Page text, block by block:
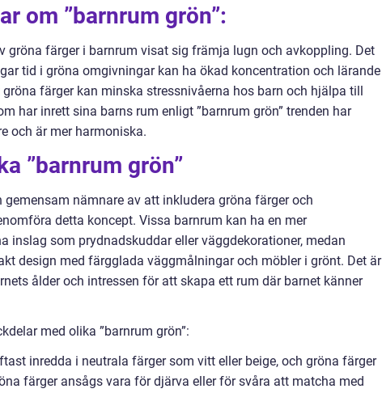
om ”barnrum grön”:
gröna färger i barnrum visat sig främja lugn och avkoppling. Det
tid i gröna omgivningar kan ha ökad koncentration och lärande
färger kan minska stressnivåerna hos barn och hjälpa till
har inrett sina barns rum enligt ”barnrum grön” trenden har
och är mer harmoniska.
”barnrum grön”
gemensam nämnare av att inkludera gröna färger och
detta koncept. Vissa barnrum kan ha en mer
inslag som prydnadskuddar eller väggdekorationer, medan
design med färgglada väggmålningar och möbler i grönt. Det är
ålder och intressen för att skapa ett rum där barnet känner
med olika ”barnrum grön”:
inredda i neutrala färger som vitt eller beige, och gröna färger
färger ansågs vara för djärva eller för svåra att matcha med